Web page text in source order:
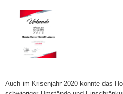
Auch im Krisenjahr 2020 konnte das